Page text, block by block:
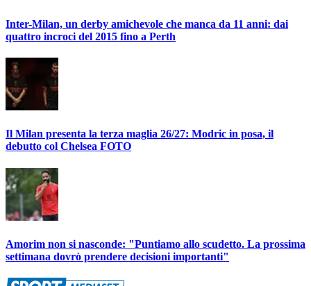
Inter-Milan, un derby amichevole che manca da 11 anni: dai
quattro incroci del 2015 fino a Perth
Il Milan presenta la terza maglia 26/27: Modric in posa, il
debutto col Chelsea FOTO
Amorim non si nasconde: "Puntiamo allo scudetto. La prossima
settimana dovrò prendere decisioni importanti"